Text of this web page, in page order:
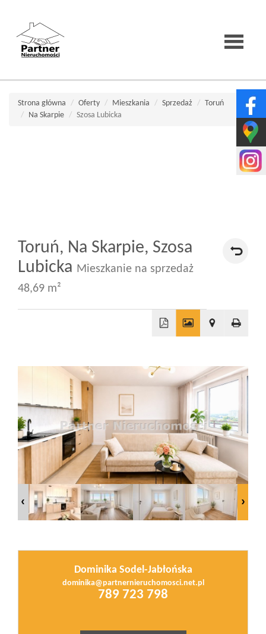
Strona
główna
Wirtualne
Notatnik
Blog
Opinie
Strona główna Oferty Mieszkania Sprzedaż
Toruń
Na Skarpie
Szosa Lubicka
Toruń, Na Skarpie, Szosa
Lubicka Mieszkanie na sprzedaż
48,69 m²
−
Leaflet|© MapTiler©OpenStreetMap
Dominika Sodel-Jabłońska
dominika@partnernieruchomosci.net.pl
789 723 798